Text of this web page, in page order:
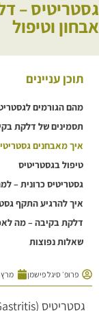
גסטריטיס –
אבחון וטיפול
תוכן עניינים
מהם הגורמים
תסמינים של דלקת
איך מאבחנים
טיפול בגסטריטיס
גסטריטיס כרונית –
איך להרגיע התקף
דלקת בקיבה – מה
שאלות נפוצות
פרופ׳ סיגל פישמן מרץ 15, 2026